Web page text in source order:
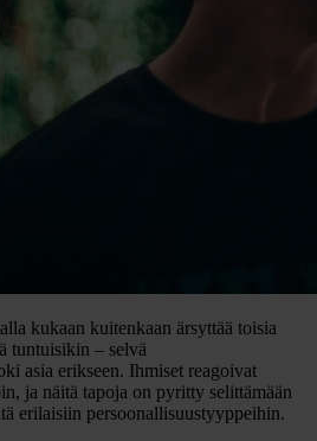
kukaan kuitenkaan ärsyttää toisia
tuntuisikin – selvä
asia erikseen. Ihmiset reagoivat
ja näitä tapoja on pyritty selittämään
erilaisiin persoonallisuustyyppeihin.